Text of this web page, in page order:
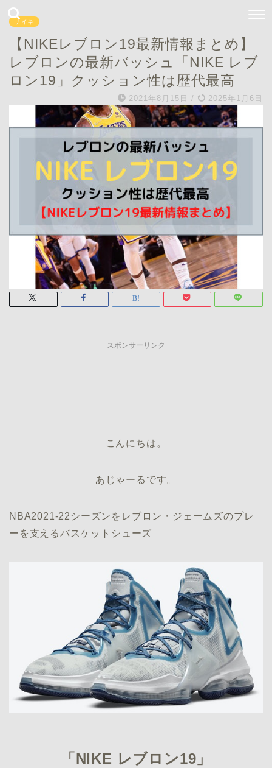
ナイキ
【NIKEレブロン19最新情報まとめ】
レブロンの最新バッシュ「NIKE レブ
ロン19」クッション性は歴代最高
2021年8月15日 / 2025年1月6日
スポンサーリンク
こんにちは。
あじゃーるです。
NBA2021‐22シーズンをレブロン・ジェームズのプレ
ーを支えるバスケットシューズ
「NIKE レブロン19」